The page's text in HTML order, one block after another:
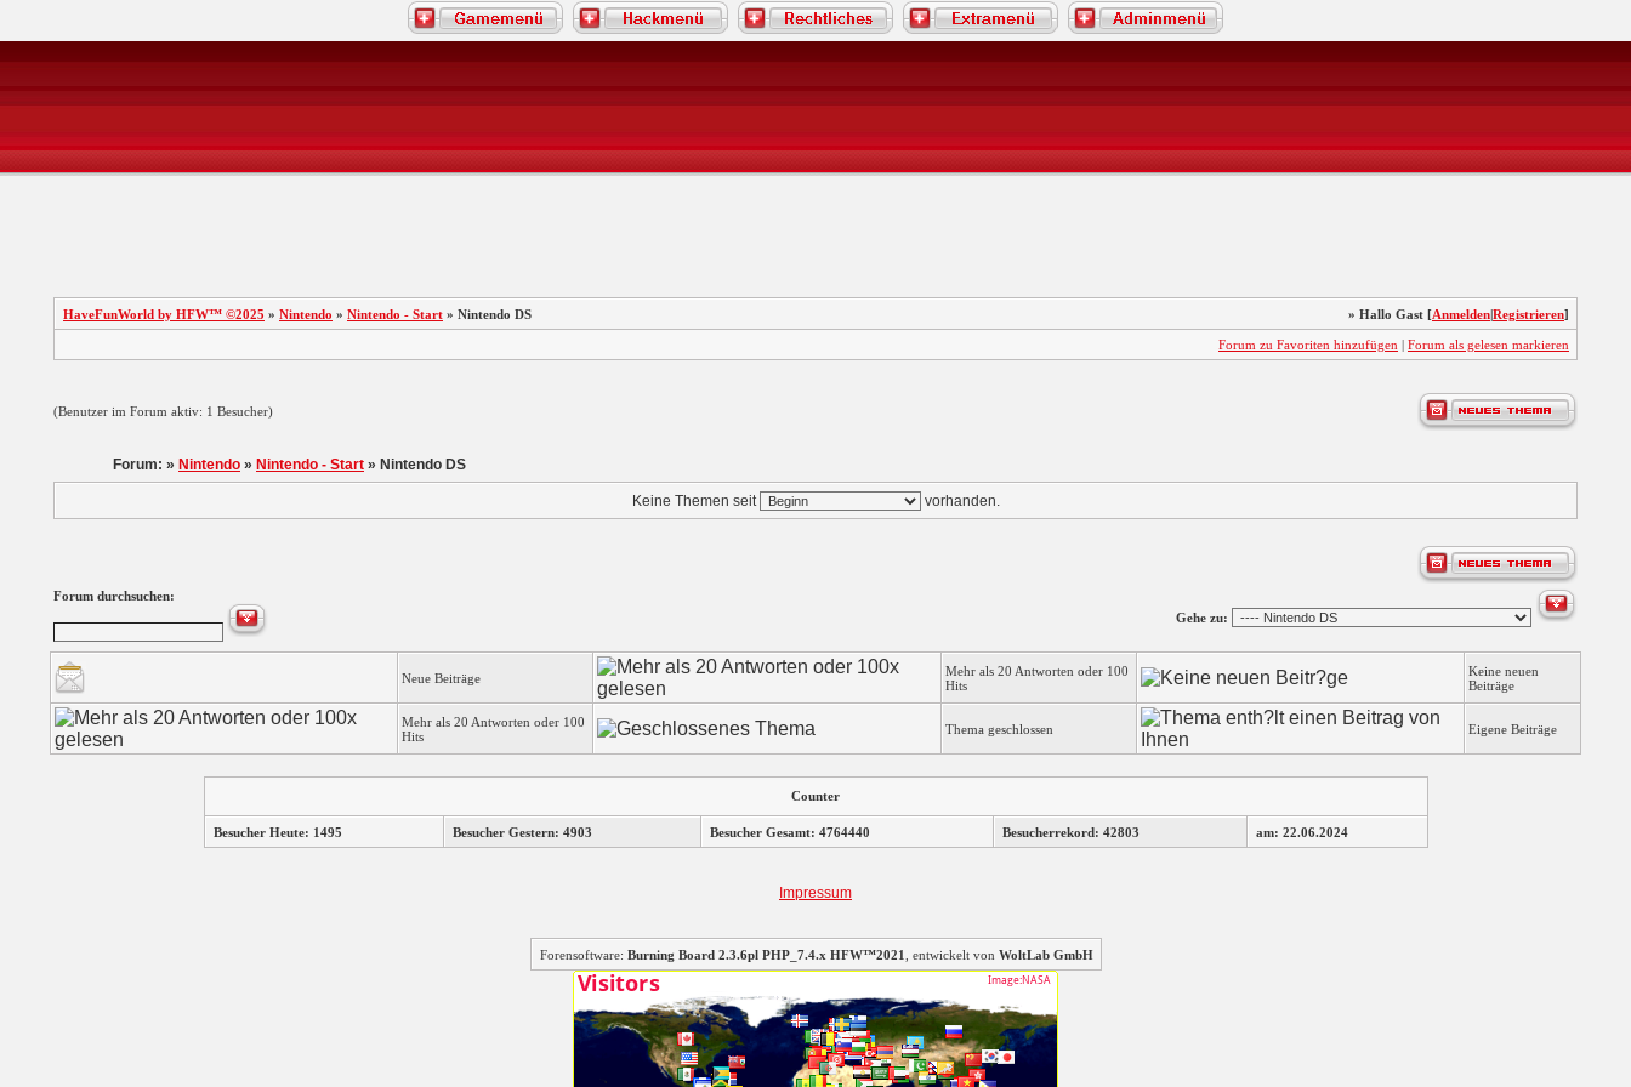
HaveFunWorld by HFW™ ©2025 » Nintendo » Nintendo - Start » Nintendo DS » Hallo Gast [Anmelden|Registrieren]
Forum zu Favoriten hinzufügen | Forum als gelesen markieren
(Benutzer im Forum aktiv: 1 Besucher)
Forum: » Nintendo » Nintendo - Start » Nintendo DS
Keine Themen seit vorhanden.
Forum durchsuchen:
Gehe zu:
Neue Beiträge
Mehr als 20 Antworten oder 100
Hits
Keine neuen
Beiträge
Mehr als 20 Antworten oder 100
Hits
Thema geschlossen Eigene Beiträge
Counter
Besucher Heute: 1495 Besucher Gestern: 4903 Besucher Gesamt: 4764440 Besucherrekord: 42803 am: 22.06.2024
Impressum
Forensoftware: Burning Board 2.3.6pl PHP_7.4.x HFW™2021 , entwickelt von WoltLab GmbH